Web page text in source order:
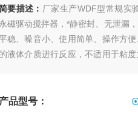
要描述： 厂家生产WDF型常规实
永磁驱动搅拌器，*静密封、无泄漏
稳、噪音小、使用简单、操作方
的液体介质进行反应，不适用于粘
产品型号：